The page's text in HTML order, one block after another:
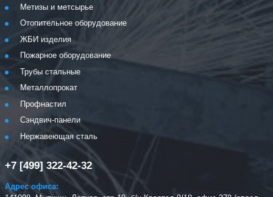
Метизы и метсырье
Отопительное оборудование
ЖБИ изделия
Пожарное оборудование
Трубы стальные
Металлопрокат
Профнастил
Сэндвич-панели
Нержавеющая сталь
+7 [499] 322-42-32
Адрес офиса: